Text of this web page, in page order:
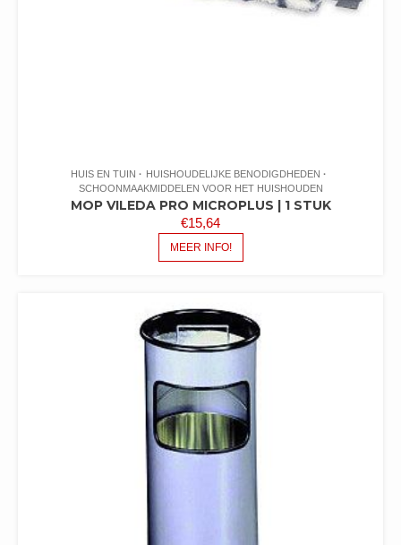
HUIS EN TUIN
HUISHOUDELIJKE BENODIGDHEDEN
SCHOONMAAKMIDDELEN VOOR HET HUISHOUDEN
MOP VILEDA PRO MICROPLUS | 1 STUK
€15,64
MEER INFO!